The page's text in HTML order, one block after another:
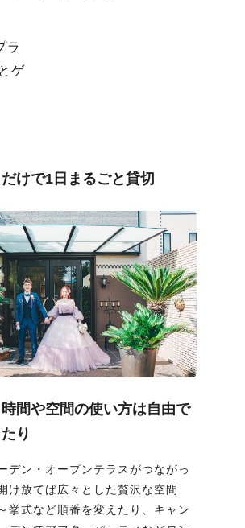
ラ
ゲ
けで1日まるごと貸切
間や空間の使い方は自由で
り
デン・オープンテラスがつながっ
け放てば広々とした贅沢な空間
挙式など順番を変えたり、キャン